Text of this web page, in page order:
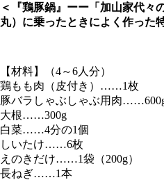
＜『鶏豚鍋』 ーー 「加山家代々
丸）に乗ったときによく作った
【材料】（4～6人分）
鶏もも肉（皮付き）……1枚
豚バラしゃぶしゃぶ用肉
大根……300g
白菜……4分の1個
しいたけ……6枚
えのきだけ……1袋（200g）
長ねぎ……1本